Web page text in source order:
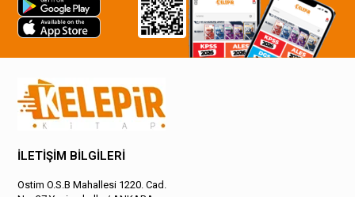
İLETİŞİM BİLGİLERİ
Ostim O.S.B Mahallesi 1220. Cad.